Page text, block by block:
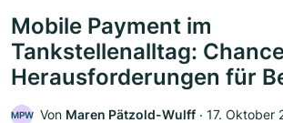
Mobile Payment im
Tankstellenalltag:
Herausforderungen für
MPW Von Maren Pätzold-Wulff ‧ 17. Oktober